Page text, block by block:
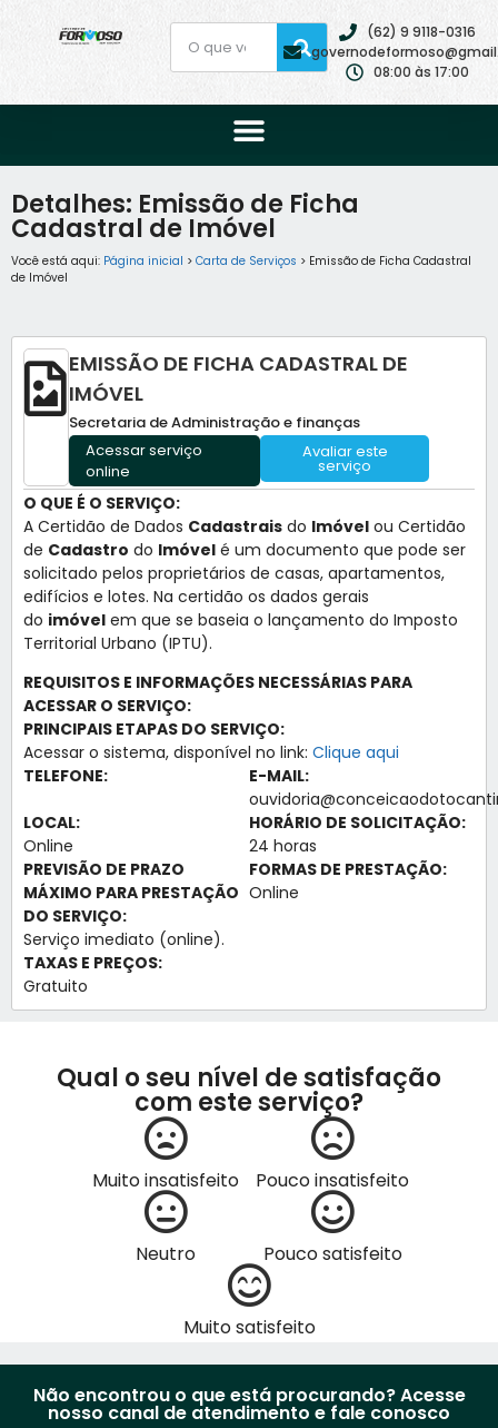
(62) 9 9118-0316
08:00 às 17:00
Detalhes: Emissão de Ficha
Cadastral de Imóvel
Você está aqui: Página inicial > Carta de Serviços > Emissão de Ficha Cadastral
de Imóvel
EMISSÃO DE FICHA CADASTRAL DE
IMÓVEL
Secretaria de Administração e finanças
Acessar serviço
online
Avaliar este
serviço
O QUE É O SERVIÇO:
A Certidão de Dados Cadastrais do Imóvel ou Certidão
de Cadastro do Imóvel é um documento que pode ser
solicitado pelos proprietários de casas, apartamentos,
edifícios e lotes. Na certidão os dados gerais
do imóvel em que se baseia o lançamento do Imposto
Territorial Urbano (IPTU).
REQUISITOS E INFORMAÇÕES NECESSÁRIAS PARA
ACESSAR O SERVIÇO:
PRINCIPAIS ETAPAS DO SERVIÇO:
Acessar o sistema, disponível no link: Clique aqui
TELEFONE:
E-MAIL:
LOCAL:
Online
HORÁRIO DE SOLICITAÇÃO:
24 horas
PREVISÃO DE PRAZO
MÁXIMO PARA PRESTAÇÃO
DO SERVIÇO:
Serviço imediato (online).
FORMAS DE PRESTAÇÃO:
Online
TAXAS E PREÇOS:
Gratuito
Qual o seu nível de satisfação
com este serviço?
Muito insatisfeito Pouco insatisfeito
Neutro Pouco satisfeito
Muito satisfeito
Não encontrou o que está procurando? Acesse
nosso canal de atendimento e fale conosco